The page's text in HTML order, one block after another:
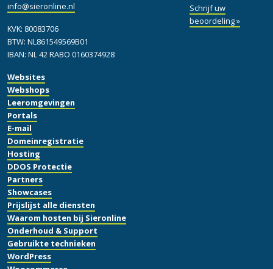
Websites
Webshops
Leeromgevingen
Portals
E-mail
Domeinregistratie
Hosting
DDOS Protectie
Partners
Showcases
Prijslijst alle diensten
Waarom hosten bij Sieronline
Onderhoud & Support
Gebruikte technieken
WordPress
Schrijf uw
beoordeling »
info@sieronline.nl
KVK: 80083706
BTW: NL861549569B01
IBAN: NL 42 RABO 0160374928